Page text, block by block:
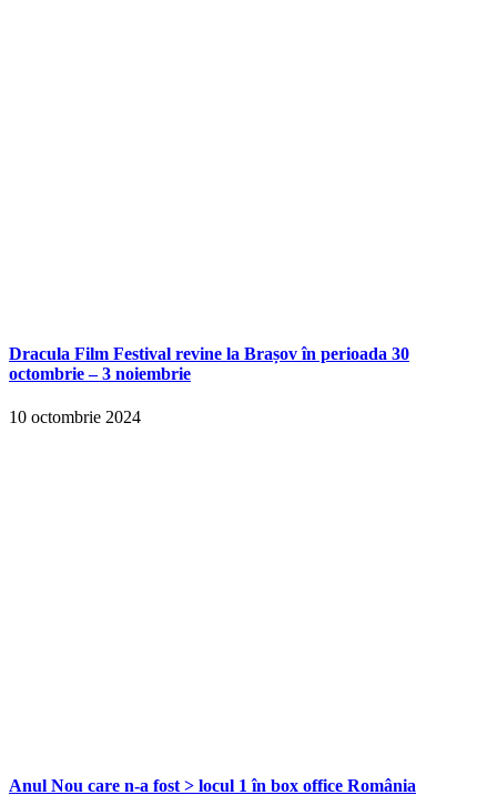
Dracula Film Festival revine la Brașov în perioada 30
octombrie – 3 noiembrie
10 octombrie 2024
Anul Nou care n-a fost > locul 1 în box office România